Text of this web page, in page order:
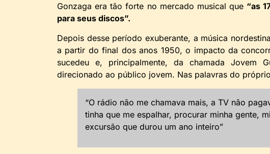
Gonzaga era tão forte no mercado musical que “as
para seus discos”.
Depois desse período exuberante, a música
a partir do final dos anos 1950, o impacto da
sucedeu e, principalmente, da chamada Jovem
direcionado ao público jovem. Nas palavras do
“O rádio não me chamava mais, a TV não
tinha que me espalhar, procurar minha gente,
excursão que durou um ano inteiro”